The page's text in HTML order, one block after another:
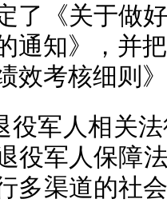
了《关于做
通知》，并
效考核细则
役军人相关
役军人保障
多渠道的社